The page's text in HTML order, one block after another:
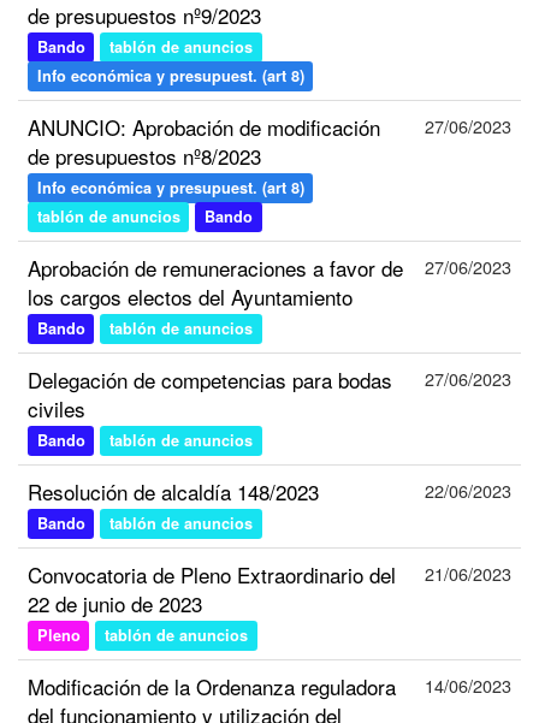
de presupuestos nº9/2023
Bando
tablón de anuncios
Info económica y presupuest. (art 8)
ANUNCIO: Aprobación de modificación
de presupuestos nº8/2023
Info económica y presupuest. (art 8)
tablón de anuncios
Bando
27/06/2023
Aprobación de remuneraciones a favor de
los cargos electos del Ayuntamiento
Bando tablón de anuncios
27/06/2023
Delegación de competencias para bodas
civiles
Bando tablón de anuncios
27/06/2023
Resolución de alcaldía 148/2023
Bando tablón de anuncios
22/06/2023
Convocatoria de Pleno Extraordinario del
22 de junio de 2023
Pleno tablón de anuncios
21/06/2023
Modificación de la Ordenanza reguladora
del funcionamiento y utilización del
14/06/2023